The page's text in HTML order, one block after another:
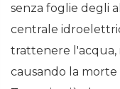
senza foglie degli
centrale
trattenere l'acqua,
causando la morte